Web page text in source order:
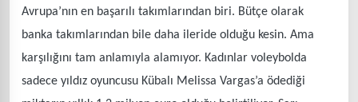
Avrupa’nın en başarılı takımlarından biri. Bütçe olarak
banka takımlarından bile daha ileride olduğu kesin. Ama
karşılığını tam anlamıyla alamıyor. Kadınlar voleybolda
sadece yıldız oyuncusu Kübalı Melissa Vargas’a ödediği